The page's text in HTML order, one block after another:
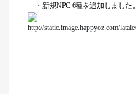
・ 新規NPC 6種を追加しました。